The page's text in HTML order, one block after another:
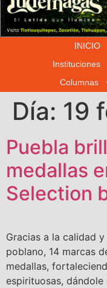
INICIO
Instituciones
Columnas
Día: 19
Puebla
medallas
Selection
Gracias a la calidad
poblano, 14 marcas
medallas,
espirituosas,